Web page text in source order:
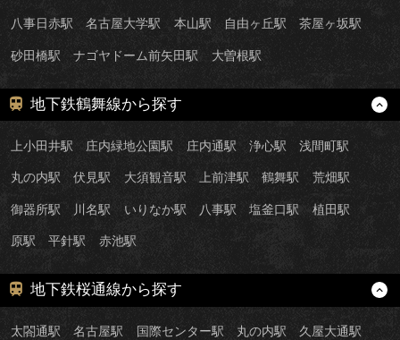
八事日赤駅 名古屋大学駅 本山駅 自由ヶ丘駅 茶屋ヶ坂駅
砂田橋駅 ナゴヤドーム前矢田駅 大曽根駅
地下鉄鶴舞線から探す
上小田井駅 庄内緑地公園駅 庄内通駅 浄心駅 浅間町駅
丸の内駅 伏見駅 大須観音駅 上前津駅 鶴舞駅 荒畑駅
御器所駅 川名駅 いりなか駅 八事駅 塩釜口駅 植田駅
原駅 平針駅 赤池駅
地下鉄桜通線から探す
太閤通駅 名古屋駅 国際センター駅 丸の内駅 久屋大通駅